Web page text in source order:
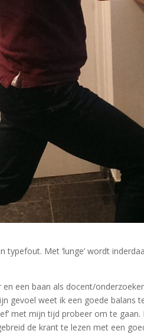
typefout. Met ‘lunge’ wordt
een baan als docent/
gevoel weet ik een goede balans
met mijn tijd probeer om te
de krant te lezen met een